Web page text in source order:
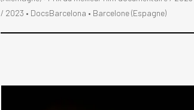
/ 2023 • DocsBarcelona • Barcelone (Espagne)